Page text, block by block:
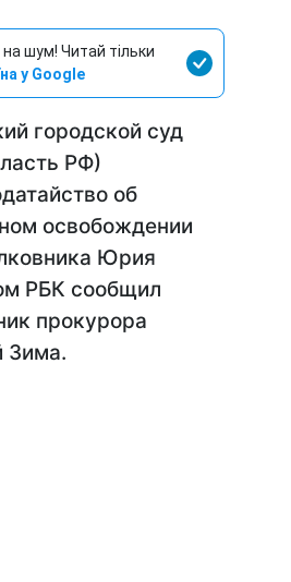
шум! Читай тільки
у Google
городской суд
РФ)
об
освобождении
Юрия
РБК сообщил
прокурора
Зима.